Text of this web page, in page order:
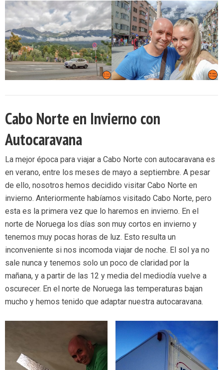
Cabo Norte en Invierno con
Autocaravana
La mejor época para viajar a Cabo Norte con autocaravana es
en verano, entre los meses de mayo a septiembre. A pesar
de ello, nosotros hemos decidido visitar Cabo Norte en
invierno. Anteriormente habíamos visitado Cabo Norte, pero
esta es la primera vez que lo haremos en invierno. En el
norte de Noruega los días son muy cortos en invierno y
tenemos muy pocas horas de luz. Esto resulta un
inconveniente si nos incomoda viajar de noche. El sol ya no
sale nunca y tenemos solo un poco de claridad por la
mañana, y a partir de las 12 y media del mediodía vuelve a
oscurecer. En el norte de Noruega las temperaturas bajan
mucho y hemos tenido que adaptar nuestra autocaravana.